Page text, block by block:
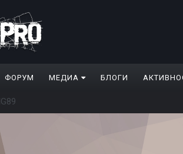
ФОРУМ МЕДИА БЛОГИ